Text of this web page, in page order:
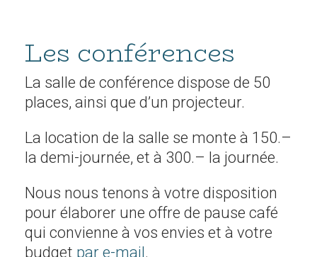
Les conférences
La salle de conférence dispose de 50
places, ainsi que d’un projecteur.
La location de la salle se monte à 150.–
la demi-journée, et à 300.– la journée.
Nous nous tenons à votre disposition
pour élaborer une offre de pause café
qui convienne à vos envies et à votre
budget par e-mail .